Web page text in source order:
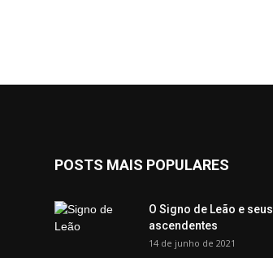
POSTS MAIS POPULARES
O Signo de Leão e seus
ascendentes
14 de junho de 2021